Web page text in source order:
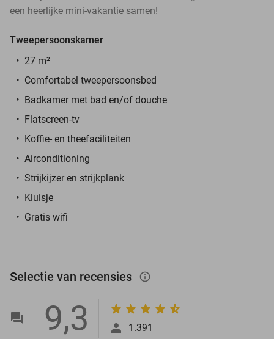
een heerlijke mini-vakantie samen!
Tweepersoonskamer
27 m²
Comfortabel tweepersoonsbed
Badkamer met bad en/of douche
Flatscreen-tv
Koffie- en theefaciliteiten
Airconditioning
Strijkijzer en strijkplank
Kluisje
Gratis wifi
Selectie van recensies info_outlined
9,3 1.391